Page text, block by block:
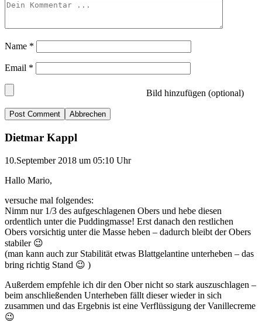
Name *
Email *
Bild hinzufügen (optional)
Abbrechen
Dietmar Kappl
10.September 2018 um 05:10 Uhr
Hallo Mario,
versuche mal folgendes:
Nimm nur 1/3 des aufgeschlagenen Obers und hebe diesen
ordentlich unter die Puddingmasse! Erst danach den restlichen
Obers vorsichtig unter die Masse heben – dadurch bleibt der Obers
stabiler 😉
(man kann auch zur Stabilität etwas Blattgelantine unterheben – das
bring richtig Stand 😉 )
Außerdem empfehle ich dir den Ober nicht so stark auszuschlagen –
beim anschließenden Unterheben fällt dieser wieder in sich
zusammen und das Ergebnis ist eine Verflüssigung der Vanillecreme
😉